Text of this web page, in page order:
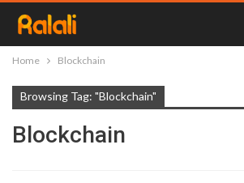
Home Blockchain
Browsing Tag: "Blockchain"
Blockchain